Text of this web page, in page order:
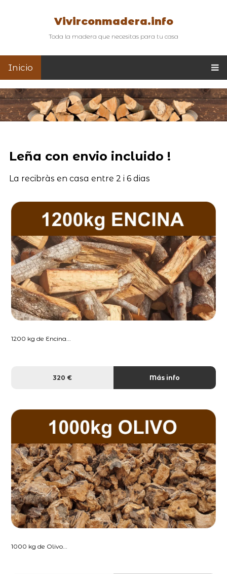
Vivirconmadera.info
Toda la madera que necesitas para tu casa
Inicio
Leña con envio incluido !
La recibràs en casa entre 2 i 6 dias
1200 kg de Encina...
320 € Más info
1000 kg de Olivo...